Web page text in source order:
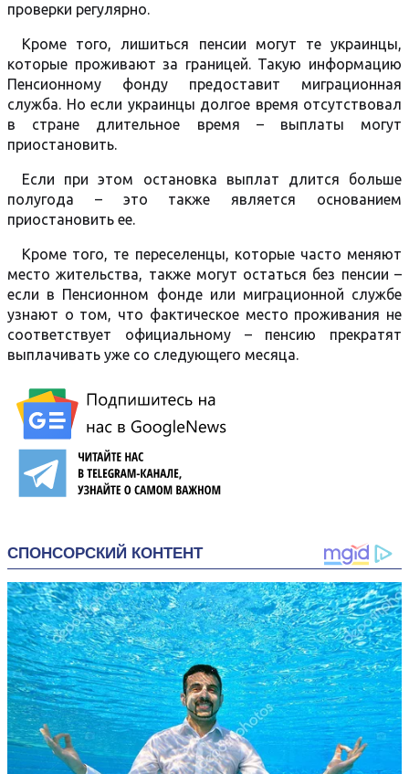
проверки регулярно.
Кроме того, лишиться пенсии могут те украинцы,
которые проживают за границей. Такую информацию
Пенсионному фонду предоставит миграционная
служба. Но если украинцы долгое время отсутствовал
в стране длительное время – выплаты могут
приостановить.
Если при этом остановка выплат длится больше
полугода – это также является основанием
приостановить ее.
Кроме того, те переселенцы, которые часто меняют
место жительства, также могут остаться без пенсии –
если в Пенсионном фонде или миграционной службе
узнают о том, что фактическое место проживания не
соответствует официальному – пенсию прекратят
выплачивать уже со следующего месяца.